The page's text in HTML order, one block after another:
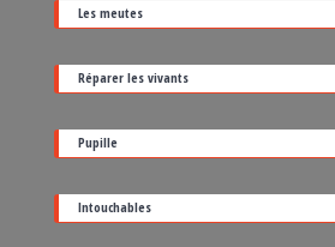
sa
date
de
sortie
Les meutes
Réparer les vivants
Pupille
Intouchables